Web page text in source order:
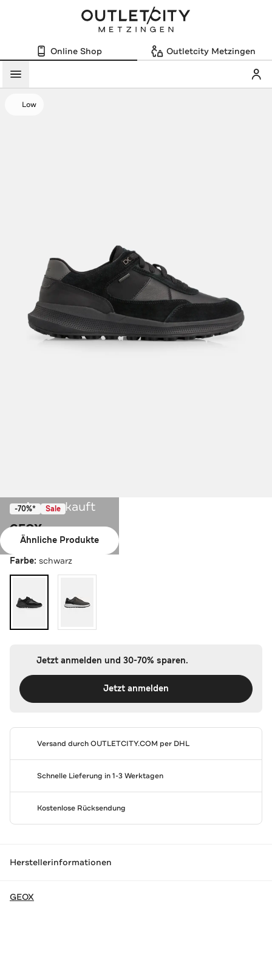
Online Shop Outletcity Metzingen
Menü
Low
Ausverkauft
Ähnliche Produkte
-70%* Sale
GEOX
Sneaker schwarz
Farbe: schwarz
Jetzt anmelden und 30-70% sparen.
Jetzt anmelden
Versand durchOUTLETCITY.COM per DHL
Schnelle Lieferung in 1-3 Werktagen
Kostenlose Rücksendung
Herstellerinformationen
GEOX